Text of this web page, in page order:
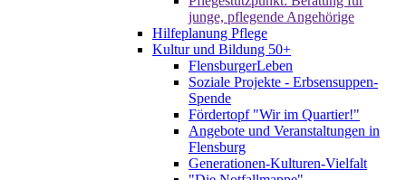
junge, pflegende Angehörige
Hilfeplanung Pflege
Kultur und Bildung 50+
FlensburgerLeben
Soziale Projekte - Erbsensuppen-
Spende
Fördertopf "Wir im Quartier!"
Angebote und Veranstaltungen in
Flensburg
Generationen-Kulturen-Vielfalt